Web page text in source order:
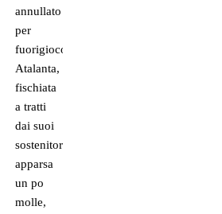
annullato
per
fuorigioco.
Atalanta,
fischiata
a tratti
dai suoi
sostenitori,
apparsa
un po
molle,